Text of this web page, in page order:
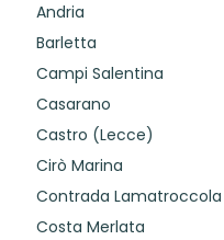
Andria
Barletta
Campi Salentina
Casarano
Castro (Lecce)
Cirò Marina
Contrada Lamatroccola
Costa Merlata